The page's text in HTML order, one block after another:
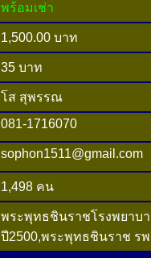
พร้อมเช่า
1,500.00 บาท
35 บาท
โส สุพรรณ
081-1716070
sophon1511@gmail.com
1,498 คน
พระพุทธชินราชโรงพยาบ
ปี2500,พระพุทธชินราช ร